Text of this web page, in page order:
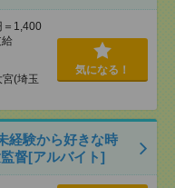
＝1,400
宮(埼玉
気になる！
経験から好きな時
督[アルバイト]